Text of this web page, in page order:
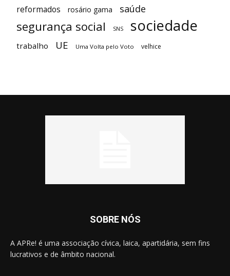
reformados rosário gama saúde
segurança social SNS sociedade
trabalho UE Uma Volta pelo Voto velhice
SOBRE NÓS
A APRe! é uma associação cívica, laica, apartidária, sem fins
lucrativos e de âmbito nacional.